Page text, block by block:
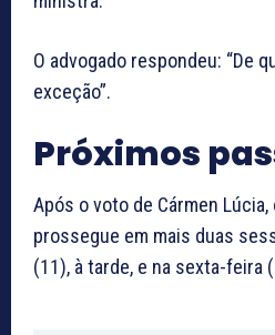
O advogado respondeu: “De
exceção”.
Próximos
Após o voto de Cármen
prossegue em mais duas
(11), à tarde, e na sexta-feira